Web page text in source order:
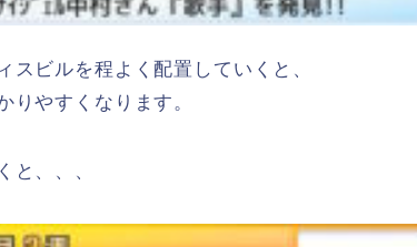
スビルを程よく配置していくと、
りやすくなります。
と、、、